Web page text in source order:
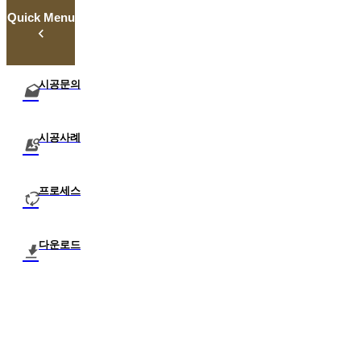
Quick Menu
시공문의
시공사례
프로세스
다운로드